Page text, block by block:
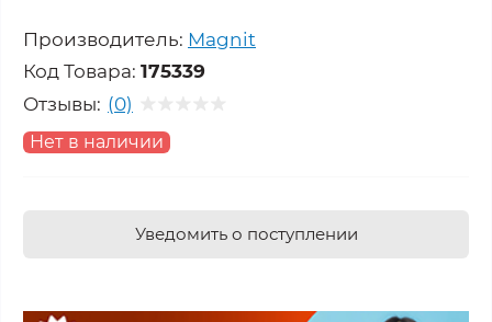
Производитель: Magnit
Код Товара: 175339
Отзывы: (0)
Нет в наличии
Уведомить о поступлении